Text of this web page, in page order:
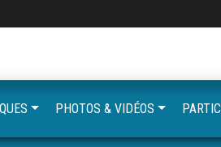
PHOTOS & VIDÉOS